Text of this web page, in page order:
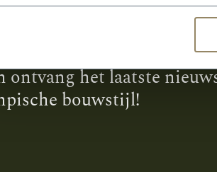
ontvang het laatste
bouwstijl!